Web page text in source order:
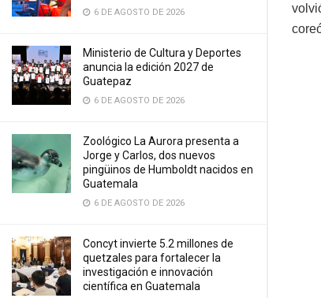
6 DE AGOSTO DE 2026
Ministerio de Cultura y Deportes
anuncia la edición 2027 de
Guatepaz
6 DE AGOSTO DE 2026
Zoológico La Aurora presenta a
Jorge y Carlos, dos nuevos
pingüinos de Humboldt nacidos en
Guatemala
6 DE AGOSTO DE 2026
Concyt invierte 5.2 millones de
quetzales para fortalecer la
investigación e innovación
científica en Guatemala